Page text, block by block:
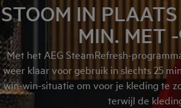
STOOM IN
MIN. MET
Met het AEG SteamRefresh-
weer klaar voor gebruik in slechts 25
win-win-situatie om voor je kleding te
terwijl de